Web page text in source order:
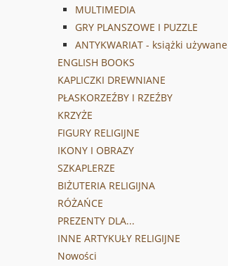
MULTIMEDIA
GRY PLANSZOWE I PUZZLE
ANTYKWARIAT - książki używane
ENGLISH BOOKS
KAPLICZKI DREWNIANE
PŁASKORZEŹBY I RZEŹBY
KRZYŻE
FIGURY RELIGIJNE
IKONY I OBRAZY
SZKAPLERZE
BIŻUTERIA RELIGIJNA
RÓŻAŃCE
PREZENTY DLA...
INNE ARTYKUŁY RELIGIJNE
Nowości